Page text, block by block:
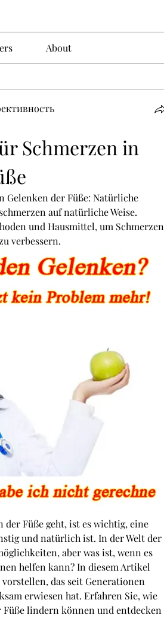
About
Schmerzen in
Gelenken der Füße: Natürliche
auf natürliche Weise.
und Hausmittel, um Schmerzen
verbessern.
der Füße geht, ist es wichtig, eine
und natürlich ist. In der Welt der
aber was ist, wenn es
helfen kann? In diesem Artikel
das seit Generationen
erwiesen hat. Erfahren Sie, wie
Füße lindern können und entdecken